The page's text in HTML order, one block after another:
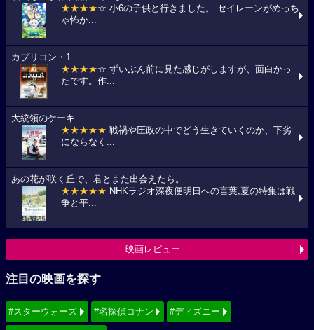
★★★★☆ 小6の子供と行きました。 セイレーンがめっち
ゃ怖か...
カプリコン・1
★★★★☆ ずいぶん前に見た感じがしますが、面白かっ
たです。作...
大統領のケーキ
★★★★★ 戦禍や圧政の中でどう生きていくのか、下劣
にならなく...
あの花が咲く丘で、君とまた出会えたら。
★★★★★ NHKラジオ深夜便明日への言葉,夏の特集は戦
争と平...
映画レビュー
注目の映画を探す
#スターウォーズ #名探偵コナン #ディズニー